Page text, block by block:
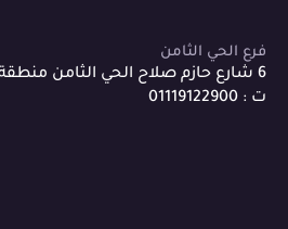
فرع الحي الثامن
6 شارع حازم صلاح الحي الثامن منطقة 11 بلوك 11 مدينة نصر.
ت : 01119122900